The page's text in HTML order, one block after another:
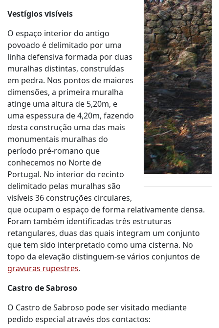
Vestígios visíveis
O espaço interior do antigo
povoado é delimitado por uma
linha defensiva formada por duas
muralhas distintas, construídas
em pedra. Nos pontos de maiores
dimensões, a primeira muralha
atinge uma altura de 5,20m, e
uma espessura de 4,20m, fazendo
desta construção uma das mais
monumentais muralhas do
período pré-romano que
conhecemos no Norte de
Portugal. No interior do recinto
delimitado pelas muralhas são
visíveis 36 construções circulares,
que ocupam o espaço de forma relativamente densa.
Foram também identificadas três estruturas
retangulares, duas das quais integram um conjunto
que tem sido interpretado como uma cisterna. No
topo da elevação distinguem-se vários conjuntos de
gravuras rupestres.
Castro de Sabroso
O Castro de Sabroso pode ser visitado mediante
pedido especial através dos contactos: